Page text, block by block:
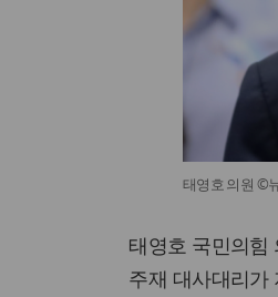
태영호 의원 ©
태영호 국민의힘
주재 대사대리가